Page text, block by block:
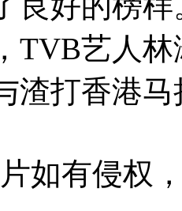
TVB艺人
渣打香港马
如有侵权